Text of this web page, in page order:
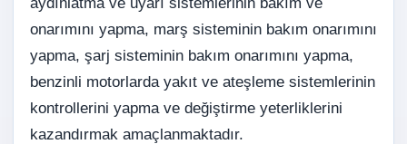
onarımını yapma, marş sisteminin bakım onarımını
yapma, şarj sisteminin bakım onarımını yapma,
benzinli motorlarda yakıt ve ateşleme sistemlerinin
kontrollerini yapma ve değiştirme yeterliklerini
kazandırmak amaçlanmaktadır.